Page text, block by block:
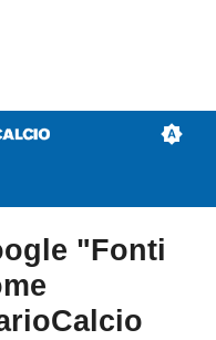
"Fonti